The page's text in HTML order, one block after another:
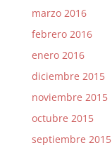
marzo 2016
febrero 2016
enero 2016
diciembre 2015
noviembre 2015
octubre 2015
septiembre 2015